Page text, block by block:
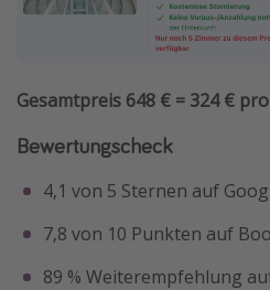
Gesamtpreis 648 € = 324 €
Bewertungscheck
4,1 von 5 Sternen auf
7,8 von 10 Punkten auf
89 % Weiterempfehlung